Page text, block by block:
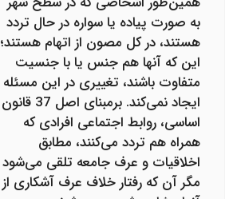
به صورت پیاده یا سواره در حال تردد
هستند، در کل مصون از اتهام هستند؛
این که آنها هم جنس یا با جنسیت
متفاوت باشند، تغییری در این مسئله
ایجاد نمی‌کند. برمبنای اصل 37 قانون
اساسی، روابط اجتماعی افرادی که
همراه هم تردد می‌کنند، مطابق
اخلاقیات و عرف جامعه تلقی می‌شود
مگر آن که رفتار خلاف عرف آشکاری از